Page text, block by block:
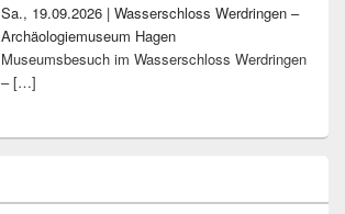
Sa., 19.09.2026 | Wasserschloss Werdringen –
Archäologiemuseum Hagen
Museumsbesuch im Wasserschloss Werdringen
–[…]